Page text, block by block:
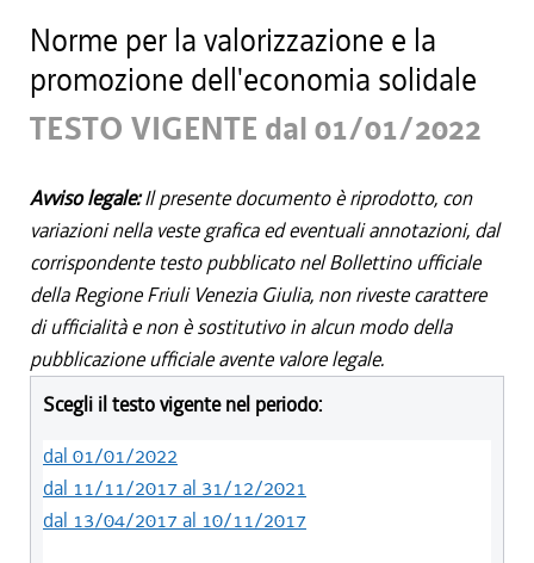
Norme per la valorizzazione e la
promozione dell'economia solidale
TESTO VIGENTE dal 01/01/2022
Avviso legale:Il presente documento è riprodotto, con
variazioni nella veste grafica ed eventuali annotazioni, dal
corrispondente testo pubblicato nel Bollettino ufficiale
della Regione Friuli Venezia Giulia, non riveste carattere
di ufficialità e non è sostitutivo in alcun modo della
pubblicazione ufficiale avente valore legale.
Scegli il testo vigente nel periodo:
dal 01/01/2022
dal 11/11/2017 al 31/12/2021
dal 13/04/2017 al 10/11/2017